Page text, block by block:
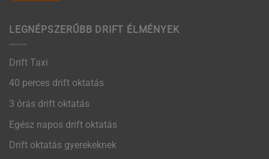
LEGNÉPSZERŰBB DRIFT ÉLMÉNYEK
Drift Taxi
40 perces drift oktatás
3 órás drift oktatás
Egész napos drift oktatás
Drift oktatás gyerekeknek